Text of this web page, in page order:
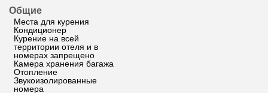
Общие
Места для курения
Кондиционер
Курение на всей
территории отеля и в
номерах запрещено
Камера хранения багажа
Отопление
Звукоизолированные
номера